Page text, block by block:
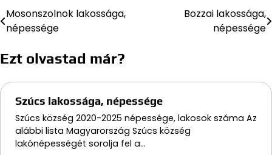
Bejegyzés
navigáció
Mosonszolnok lakossága,
népessége
Bozzai lakossága,
népessége
Ezt olvastad már?
Szúcs lakossága, népessége
Szúcs község 2020-2025 népessége, lakosok száma Az
alábbi lista Magyarország Szúcs község
lakónépességét sorolja fel a…